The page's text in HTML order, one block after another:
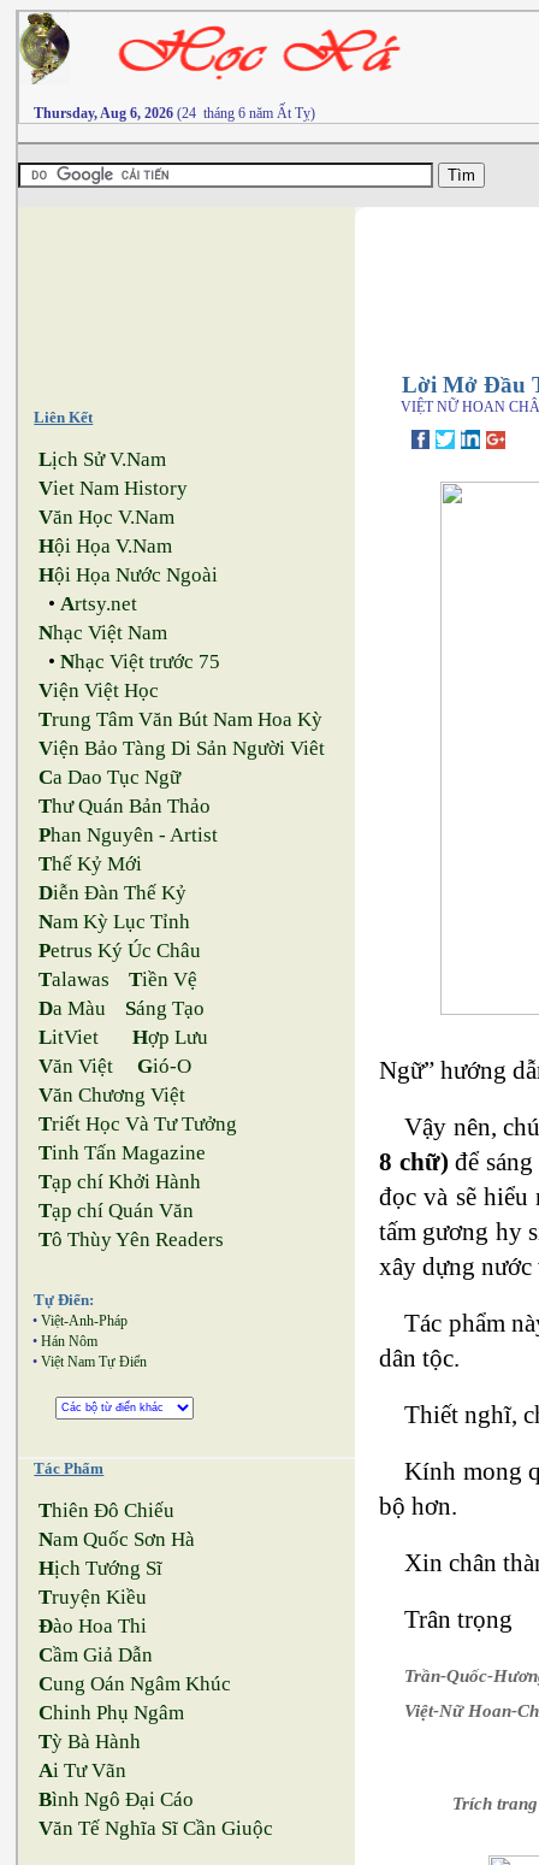
Thursday, Aug 6, 2026 (24 tháng 6 năm Ất Tỵ)
Liên Kết
Lịch Sử V.Nam
Viet Nam History
Văn Học V.Nam
Hội Họa V.Nam
Hội Họa Nước Ngoài
•Artsy.net
Nhạc Việt Nam
•Nhạc Việt trước 75
Viện Việt Học
Trung Tâm Văn Bút Nam Hoa Kỳ
Viện Bảo Tàng Di Sản Người Viêt
Ca Dao Tục Ngữ
Thư Quán Bản Thảo
Phan Nguyên - Artist
Thế Kỷ Mới
Diễn Đàn Thế Kỷ
Nam Kỳ Lục Tỉnh
Petrus Ký Úc Châu
Talawas Tiền Vệ
Da Màu Sáng Tạo
LitViet Hợp Lưu
Văn Việt Gió-O
Văn Chương Việt
Triết Học Và Tư Tưởng
Tinh Tấn Magazine
Tạp chí Khởi Hành
Tạp chí Quán Văn
Tô Thùy Yên Readers
Tự Điển:
• Việt-Anh-Pháp
• Hán Nôm
• Việt Nam Tự Điển
Tác Phẩm
Thiên Đô Chiếu
Nam Quốc Sơn Hà
Hịch Tướng Sĩ
Truyện Kiều
Đào Hoa Thi
Cầm Giả Dẫn
Cung Oán Ngâm Khúc
Chinh Phụ Ngâm
Tỳ Bà Hành
Ai Tư Vãn
Bình Ngô Đại Cáo
Văn Tế Nghĩa Sĩ Cần Giuộc
Lời Mở Đầu
VIỆT NỮ HOAN
Ngữ” hướng
Vậy nên,
8 chữ) để
đọc và sẽ
tấm gương hy
xây dựng nước
Tác phẩm
dân tộc.
Thiết nghĩ,
Kính mong
bộ hơn.
Xin chân
Trân trọng
Trần-Quốc-
Việt-Nữ Hoan-
Trích